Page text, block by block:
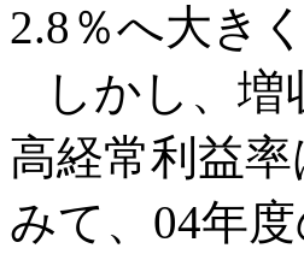
2.8％へ大き
しかし、増
高経常利益
みて、04年